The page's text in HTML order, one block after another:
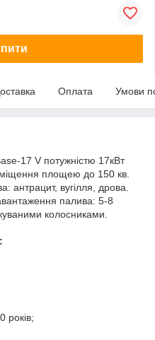
Оплата Умови
17 V потужністю 17кВт
площею до 150 кв.
антрацит, вугілля, дрова.
палива: 5-8
колосниками.
років;